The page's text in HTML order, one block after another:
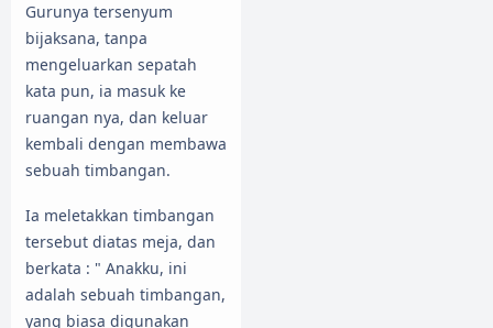
Gurunya tersenyum
bijaksana, tanpa
mengeluarkan sepatah
kata pun, ia masuk ke
ruangan nya, dan keluar
kembali dengan membawa
sebuah timbangan.
Ia meletakkan timbangan
tersebut diatas meja, dan
berkata : " Anakku, ini
adalah sebuah timbangan,
yang biasa digunakan